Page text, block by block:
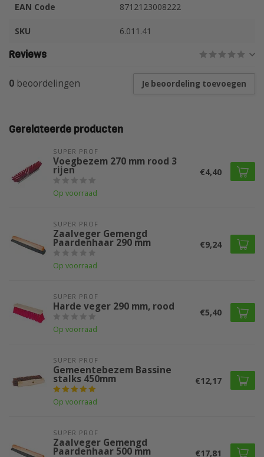
EAN Code 8712123008222
SKU 6.011.41
Reviews
0 beoordelingen Je beoordeling toevoegen
Gerelateerde producten
SUPER PROF
Voegbezem 270 mm rood 3
rijen
Op voorraad
€4,40
SUPER PROF
Zaalveger Gemengd
Paardenhaar 290 mm
Op voorraad
€9,24
SUPER PROF
Harde veger 290 mm, rood
Op voorraad
€5,40
SUPER PROF
Gemeentebezem Bassine
stalks 450mm
Op voorraad
€12,17
SUPER PROF
Zaalveger Gemengd
Paardenhaar 500 mm €17,81